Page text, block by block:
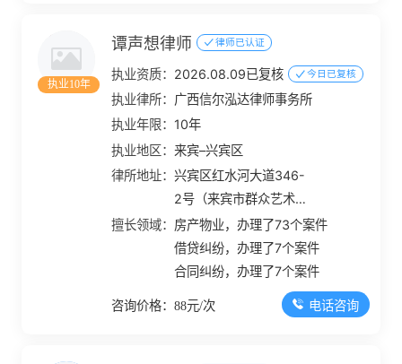
执业10年
谭声想律师 律师已认证
执业资质： 2026.08.09已复核 今日已复核
执业律所： 广西信尔泓达律师事务所
执业年限： 10年
执业地区：来宾–兴宾区
律所地址：兴宾区红水河大道346-
2号（来宾市群众艺术馆
7楼）
擅长领域： 房产物业，办理了73个案件
借贷纠纷，办理了7个案件
合同纠纷，办理了7个案件
咨询价格：88元/次 电话咨询